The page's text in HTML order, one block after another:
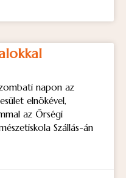
napon az
elnökével,
az Őrségi
Szállás-án